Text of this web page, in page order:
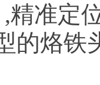
精准定
的烙铁